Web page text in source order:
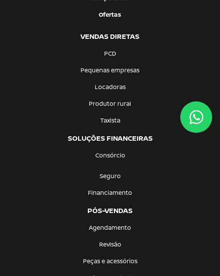
Ofertas
VENDAS DIRETAS
PCD
Pequenas empresas
Locadoras
Produtor rural
Taxista
SOLUÇÕES FINANCEIRAS
Consórcio
Seguro
Financiamento
PÓS-VENDAS
Agendamento
Revisão
Peças e acessórios